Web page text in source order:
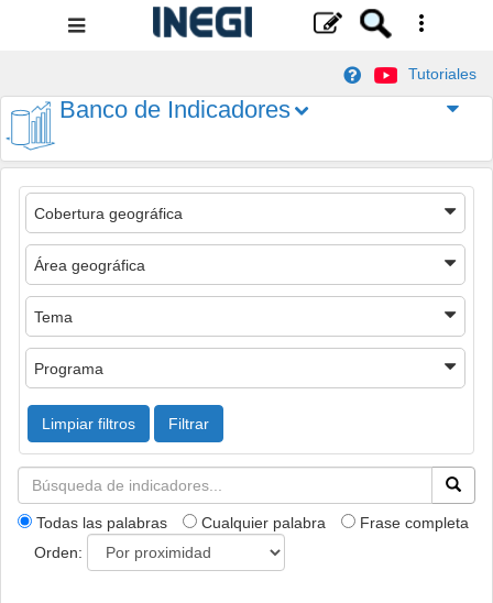
Menú
Tutoriales
Banco de Indicadores
Cobertura geográfica
Área geográfica
Tema
Programa
Limpiar filtros Filtrar
Todas las palabras Cualquier palabra
Frase completa
Orden: